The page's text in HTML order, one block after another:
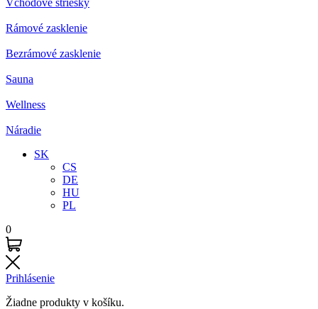
Rámové zasklenie
Bezrámové zasklenie
Sauna
Wellness
Náradie
SK
CS
DE
HU
PL
0
Prihlásenie
Žiadne produkty v košíku.